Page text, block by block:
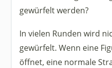
gewürfelt werden?
In vielen Runden wird
gewürfelt. Wenn eine
öffnet, eine normale